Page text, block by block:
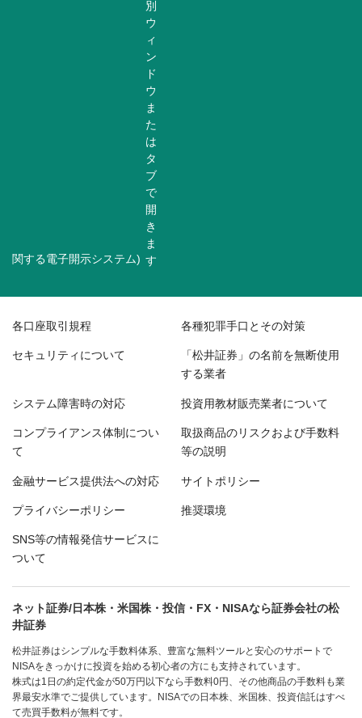
関する電子開示システム)
各口座取引規程 各種犯罪手口とその対策
セキュリティについて 「松井証券」の名前を無断使用
する業者
システム障害時の対応 投資用教材販売業者について
コンプライアンス体制につい
て
取扱商品のリスクおよび手数料
等の説明
金融サービス提供法への対応 サイトポリシー
プライバシーポリシー 推奨環境
SNS等の情報発信サービスに
ついて
ネット証券/日本株・米国株・投信・FX・NISAなら証券会社の松
井証券
松井証券はシンプルな手数料体系、豊富な無料ツールと安心のサポートで
NISAをきっかけに投資を始める初心者の方にも支持されています。
株式は1日の約定代金が50万円以下なら手数料0円、その他商品の手数料も業
界最安水準でご提供しています。NISAでの日本株、米国株、投資信託はすべ
て売買手数料が無料です。